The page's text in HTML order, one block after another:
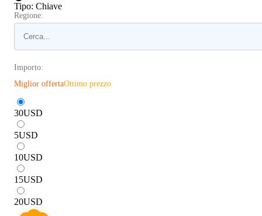
Tipo: Chiave
Regione:
Importo:
Miglior offertaOttimo prezzo
30USD
5USD
10USD
15USD
20USD